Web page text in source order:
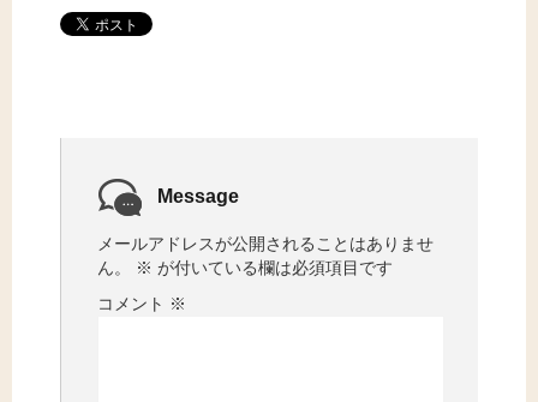
Message
メールアドレスが公開されることはありませ
ん。
※ が付いている欄は必須項目です
コメント ※